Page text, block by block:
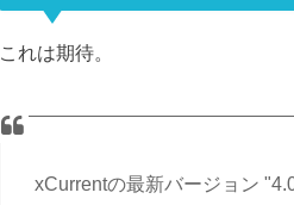
これは期待。
xCurrentの最新バージョン